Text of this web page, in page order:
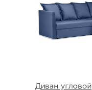
Диван угловой